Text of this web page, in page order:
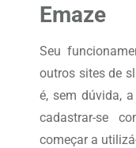
Emaze
Seu
outros sites de
é, sem dúvida,
cadastrar-se
começar a